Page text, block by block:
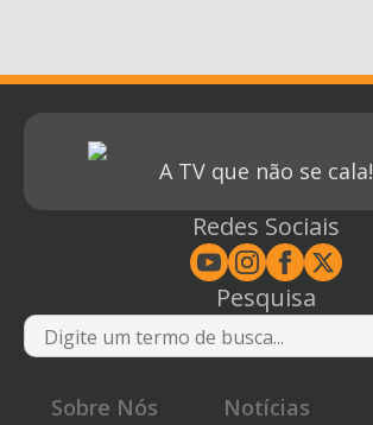
A TV que não se cala!
Redes Sociais
Pesquisa
Sobre Nós
Notícias